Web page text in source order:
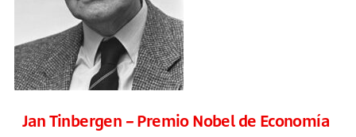
Jan Tinbergen – Premio Nobel de Economía